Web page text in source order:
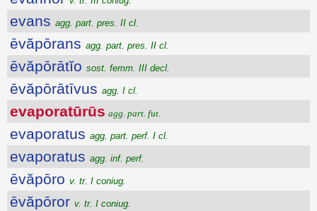
evans agg. part. pres. II cl.
ēvăpōrans agg. part. pres. II cl.
ēvăpōrātĭo sost. femm. III decl.
ēvăpōrātīvus agg. I cl.
evaporatūrūs agg. part. fut.
evaporatus agg. part. perf. I cl.
evaporatus agg. inf. perf.
ēvăpōro v. tr. I coniug.
ēvăpōror v. tr. I coniug.